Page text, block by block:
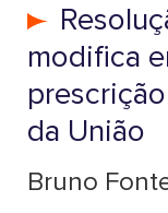
modifica
da União
Bruno